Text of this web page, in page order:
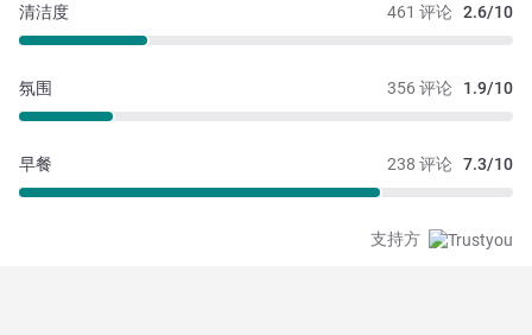
461 评论 2.6/10
清洁度
356 评论 1.9/10
氛围
238 评论 7.3/10
早餐
支持方